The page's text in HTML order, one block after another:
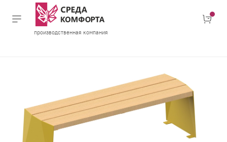
производственная компания